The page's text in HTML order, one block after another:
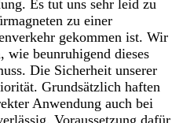
Es tut uns sehr leid zu
zu einer
gekommen ist. Wir
wie beunruhigend dieses
Die Sicherheit unserer
Grundsätzlich haften
Anwendung auch bei